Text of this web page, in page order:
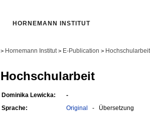
HORNEMANN INSTITUT
> Hornemann Institut > E-Publication >
Hochschularbeit
Dominika Lewicka:
-
Sprache:
Original - Übersetzung